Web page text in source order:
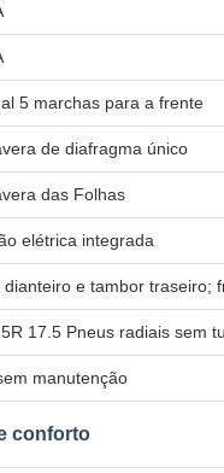
5 marchas para a frente
de diafragma único
das Folhas
elétrica integrada
dianteiro e tambor traseiro;
17.5 Pneus radiais sem
manutenção
conforto